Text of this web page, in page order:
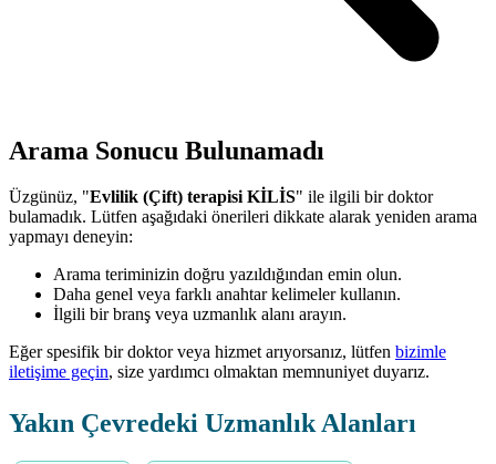
Arama Sonucu Bulunamadı
Üzgünüz, "Evlilik (Çift) terapisi KİLİS" ile ilgili bir doktor
bulamadık. Lütfen aşağıdaki önerileri dikkate alarak yeniden arama
yapmayı deneyin:
Arama teriminizin doğru yazıldığından emin olun.
Daha genel veya farklı anahtar kelimeler kullanın.
İlgili bir branş veya uzmanlık alanı arayın.
Eğer spesifik bir doktor veya hizmet arıyorsanız, lütfen bizimle
iletişime geçin, size yardımcı olmaktan memnuniyet duyarız.
Yakın Çevredeki Uzmanlık Alanları